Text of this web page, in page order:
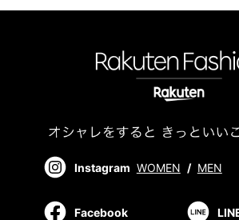
Instagram WOMEN / MEN
Facebook